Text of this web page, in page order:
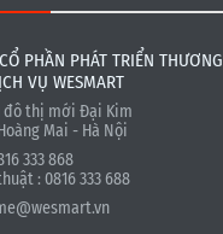
PHẦN PHÁT TRIỂN THƯƠNG
VỤ WESMART
đô thị mới Đại Kim
Mai - Hà Nội
333 868
: 0816 333 688